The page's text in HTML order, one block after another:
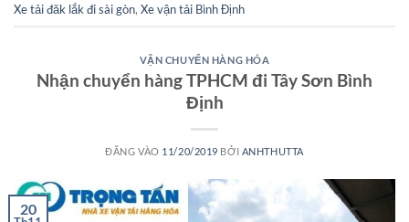
Xe tải đăk lắk đi sài gòn, Xe vận tải Bình Định
VẬN CHUYỂN HÀNG HÓA
Nhận chuyển hàng TPHCM đi Tây Sơn Bình
Định
ĐĂNG VÀO 11/20/2019 BỞI ANHTHUTTA
20